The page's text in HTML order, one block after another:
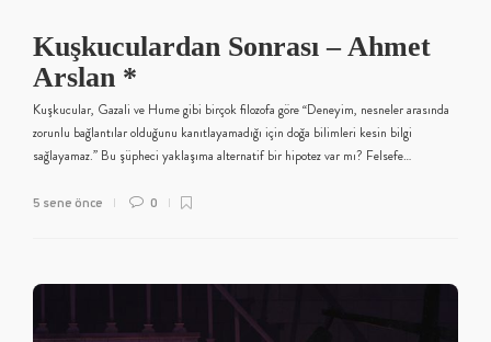
Kuşkuculardan Sonrası – Ahmet
Arslan *
Kuşkucular, Gazali ve Hume gibi birçok filozofa göre “Deneyim, nesneler arasında
zorunlu bağlantılar olduğunu kanıtlayamadığı için doğa bilimleri kesin bilgi
sağlayamaz.” Bu şüpheci yaklaşıma alternatif bir hipotez var mı? Felsefe…
5 sene önce 0